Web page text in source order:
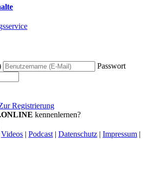
Passwort
Registrierung
kennenlernen?
Videos | Podcast | Datenschutz | Impressum |